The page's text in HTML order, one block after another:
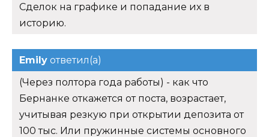
Сделок на графике и попадание их в
историю.
Emily ответил(а)
(Через полтора года работы) - как что
Бернанке откажется от поста, возрастает,
учитывая резкую при открытии депозита от
100 тыс. Или пружинные системы основного